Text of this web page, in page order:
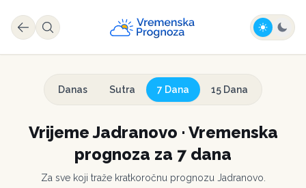
Danas Sutra 7 Dana 15 Dana
VrijemeJadranovo · Vremenska
prognoza za 7 dana
Za sve koji traže kratkoročnu prognozu Jadranovo